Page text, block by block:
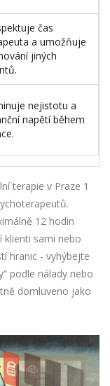
čas
a umožňuje
jiných
nejistotu a
napětí během
terapie v Praze 1
12 hodin
klienti sami nebo
hranic - vyhýbejte
podle nálady nebo
domluveno jako